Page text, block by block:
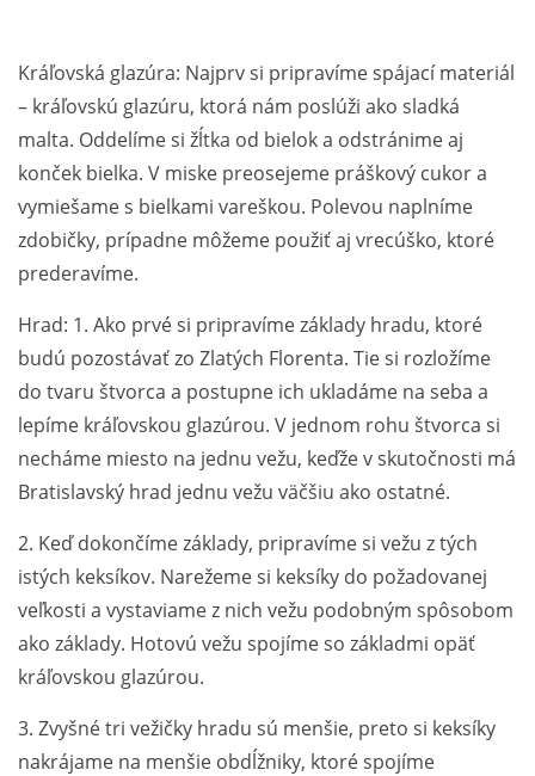
Kráľovská glazúra: Najprv si pripravíme spájací materiál
– kráľovskú glazúru, ktorá nám poslúži ako sladká
malta. Oddelíme si žĺtka od bielok a odstránime aj
konček bielka. V miske preosejeme práškový cukor a
vymiešame s bielkami vareškou. Polevou naplníme
zdobičky, prípadne môžeme použiť aj vrecúško, ktoré
prederavíme.
Hrad: 1. Ako prvé si pripravíme základy hradu, ktoré
budú pozostávať zo Zlatých Florenta. Tie si rozložíme
do tvaru štvorca a postupne ich ukladáme na seba a
lepíme kráľovskou glazúrou. V jednom rohu štvorca si
necháme miesto na jednu vežu, keďže v skutočnosti má
Bratislavský hrad jednu vežu väčšiu ako ostatné.
2. Keď dokončíme základy, pripravíme si vežu z tých
istých keksíkov. Narežeme si keksíky do požadovanej
veľkosti a vystaviame z nich vežu podobným spôsobom
ako základy. Hotovú vežu spojíme so základmi opäť
kráľovskou glazúrou.
3. Zvyšné tri vežičky hradu sú menšie, preto si keksíky
nakrájame na menšie obdĺžniky, ktoré spojíme